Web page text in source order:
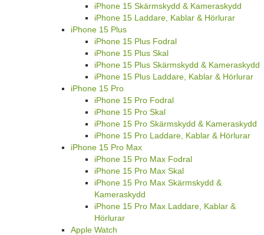
iPhone 15 Skärmskydd & Kameraskydd
iPhone 15 Laddare, Kablar & Hörlurar
iPhone 15 Plus
iPhone 15 Plus Fodral
iPhone 15 Plus Skal
iPhone 15 Plus Skärmskydd & Kameraskydd
iPhone 15 Plus Laddare, Kablar & Hörlurar
iPhone 15 Pro
iPhone 15 Pro Fodral
iPhone 15 Pro Skal
iPhone 15 Pro Skärmskydd & Kameraskydd
iPhone 15 Pro Laddare, Kablar & Hörlurar
iPhone 15 Pro Max
iPhone 15 Pro Max Fodral
iPhone 15 Pro Max Skal
iPhone 15 Pro Max Skärmskydd &
Kameraskydd
iPhone 15 Pro Max Laddare, Kablar &
Hörlurar
Apple Watch